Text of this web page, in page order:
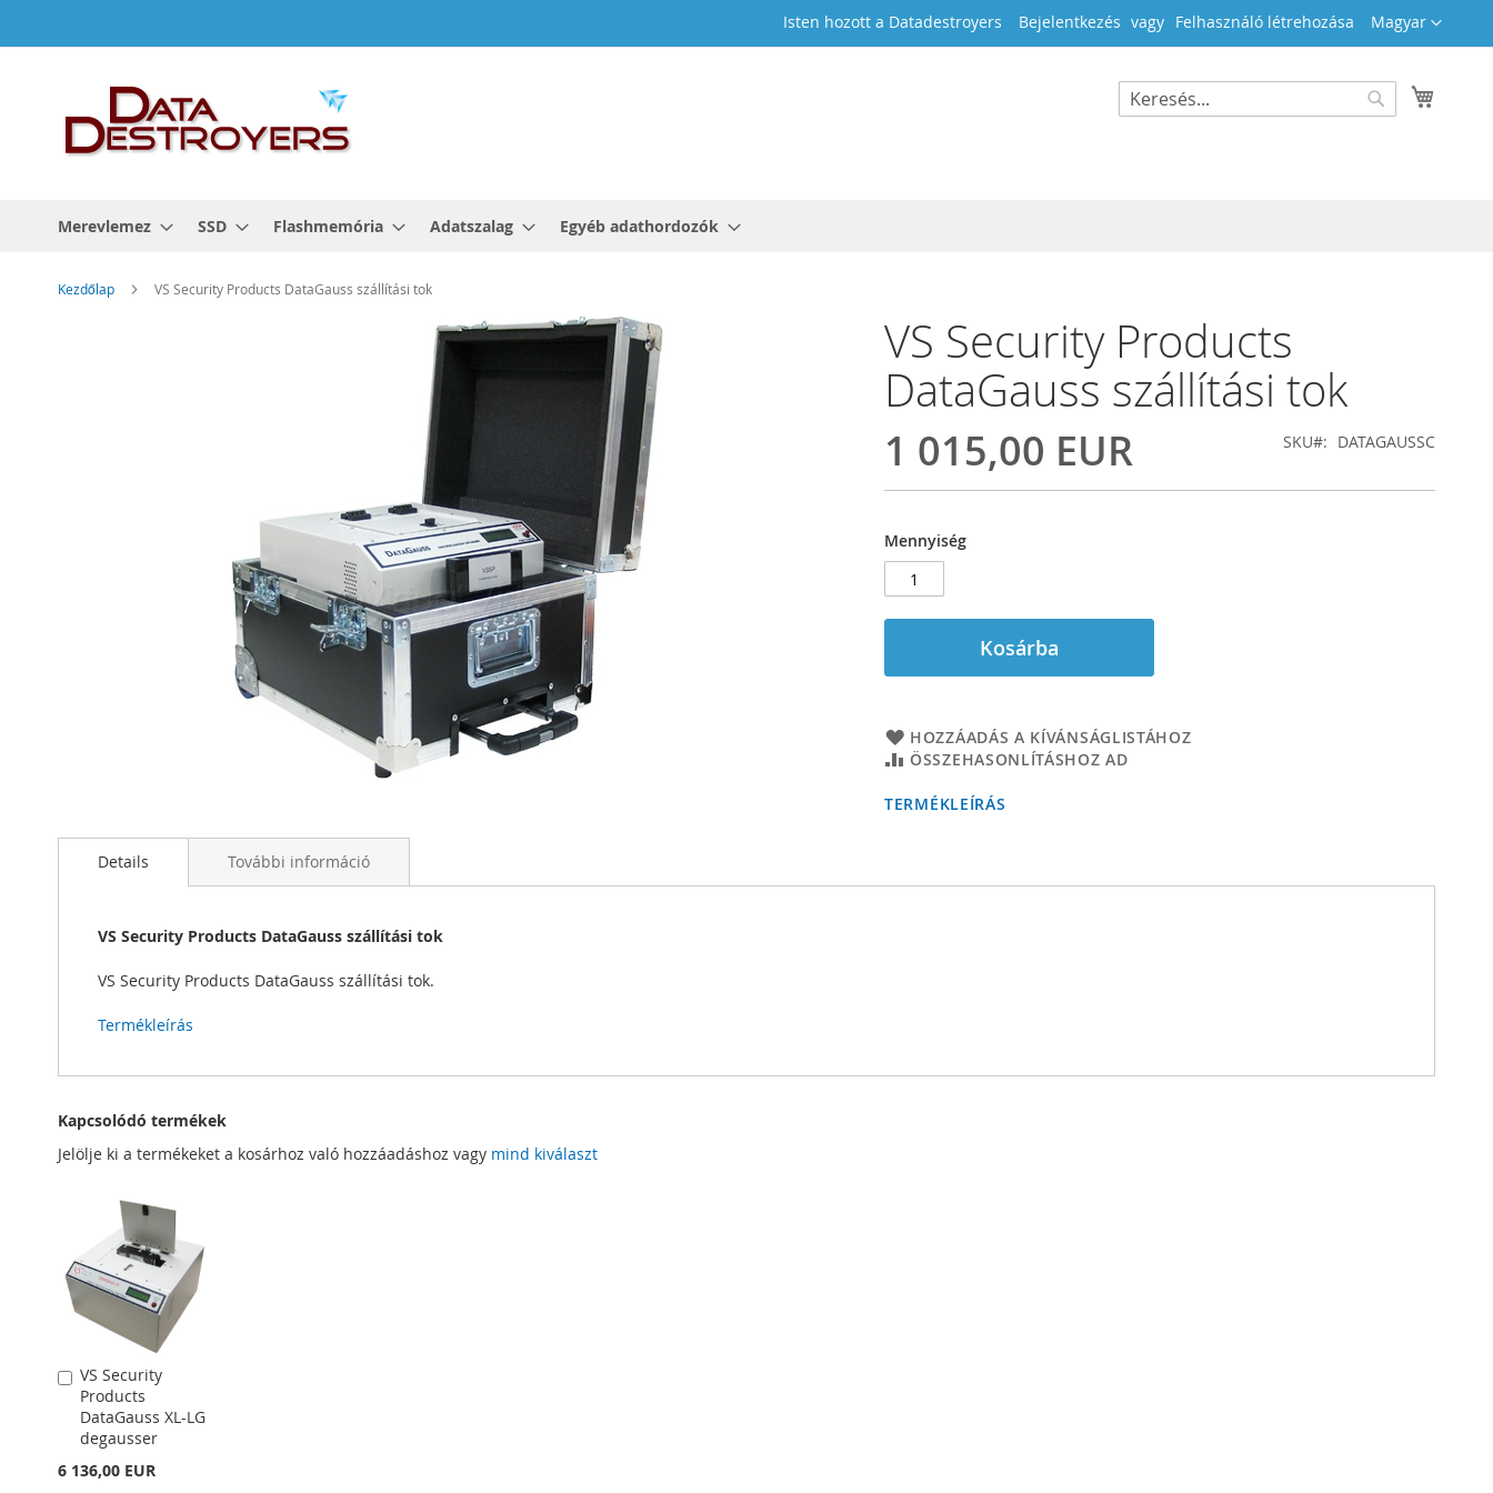
a
Nyelv
Magyar
Isten hozott a Datadestroyers Bejelentkezés Felhasználó létrehozása
Search
Merevlemez SSD Flashmemória Adatszalag Egyéb adathordozók
Kezdőlap VS Security Products DataGauss szállítási tok
VS Security Products
DataGauss szállítási tok
1 015,00 EUR SKU DATAGAUSSC
Mennyiség
Kosárba
HOZZÁADÁS A KÍVÁNSÁGLISTÁHOZ
ÖSSZEHASONLÍTÁSHOZ AD
TERMÉKLEÍRÁS
képgaléria
elejéreDetails
VS Security Products DataGauss szállítási tok
VS Security Products DataGauss szállítási tok.
Termékleírás
További információ
Kapcsolódó termékek
Jelölje ki a termékeket a kosárhoz való hozzáadáshoz vagy mind kiválaszt
VS Security
Products
DataGauss XL-LG
degausser
6 136,00 EUR
Kosárba